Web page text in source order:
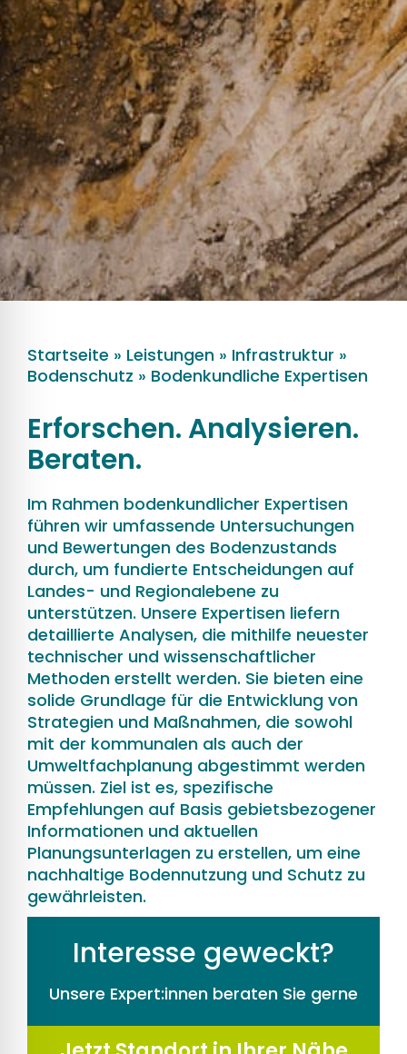
Startseite » Leistungen » Infrastruktur »
Bodenschutz » Bodenkundliche Expertisen
Erforschen. Analysieren.
Beraten.
Im Rahmen bodenkundlicher Expertisen
führen wir umfassende Untersuchungen
und Bewertungen des Bodenzustands
durch, um fundierte Entscheidungen auf
Landes- und Regionalebene zu
unterstützen. Unsere Expertisen liefern
detaillierte Analysen, die mithilfe neuester
technischer und wissenschaftlicher
Methoden erstellt werden. Sie bieten eine
solide Grundlage für die Entwicklung von
Strategien und Maßnahmen, die sowohl
mit der kommunalen als auch der
Umweltfachplanung abgestimmt werden
müssen. Ziel ist es, spezifische
Empfehlungen auf Basis gebietsbezogener
Informationen und aktuellen
Planungsunterlagen zu erstellen, um eine
nachhaltige Bodennutzung und Schutz zu
gewährleisten.
Interesse geweckt?
Unsere Expert:innen beraten Sie gerne